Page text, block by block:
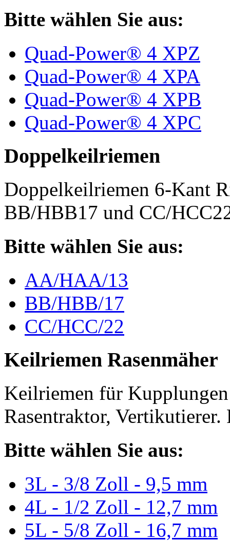
Bitte wählen Sie aus:
Quad-Power® 4 XPZ
Quad-Power® 4 XPA
Quad-Power® 4 XPB
Quad-Power® 4 XPC
Doppelkeilriemen
Doppelkeilriemen 6-Kant
BB/HBB17 und CC/
Bitte wählen Sie aus:
AA/HAA/13
BB/HBB/17
CC/HCC/22
Keilriemen Rasenmäher
Keilriemen für Kupplungen
Rasentraktor,
Bitte wählen Sie aus:
3L - 3/8 Zoll - 9,5 mm
4L - 1/2 Zoll - 12,7 mm
5L - 5/8 Zoll - 16,7 mm